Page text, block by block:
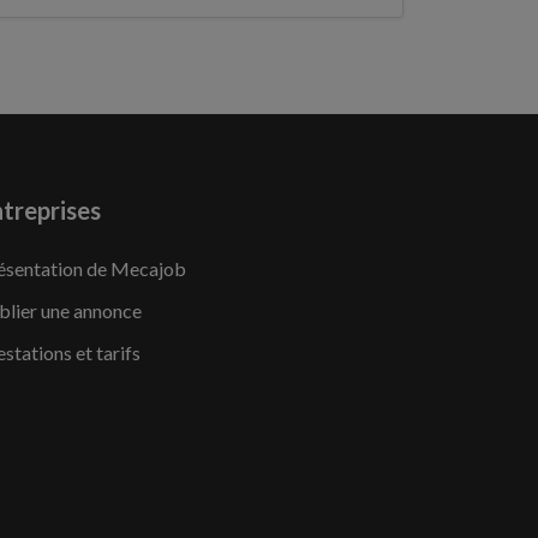
de Mecajob
une annonce
et tarifs